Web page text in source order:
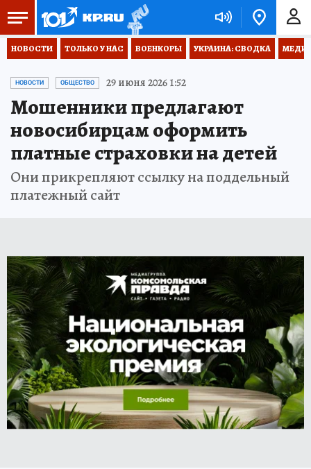
НОВОСТИ ТОЛЬКО У НАС ВОЕНКОРЫ УКРАИНА: СВОДКА
НОВОСТИ ОБЩЕСТВО 29 июня 2026 1:52
Мошенники предлагают
новосибирцам оформить
платные страховки на детей
Они прикрепляют ссылку на поддельный
платежный сайт